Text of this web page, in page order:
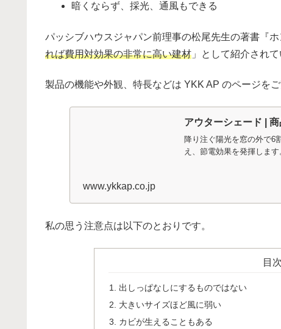
暗くならず、採光、通風もできる
パッシブハウスジャパン前理事の松尾先生の著書『
れば費用対効果の非常に高い建材 」として紹介されて
製品の機能や外観、特長などは YKK AP のページをご
アウターシェード |
降り注ぐ陽光を窓の外で6
え、節電効果を発揮します
www.ykkap.co.jp
私の思う注意点は以下のとおりです。
目次
出しっぱなしにするものではない
大きいサイズほど風に弱い
カビが生えることもある